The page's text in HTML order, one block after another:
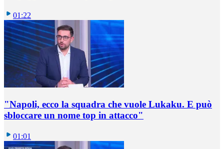
01:22
"Napoli, ecco la squadra che vuole Lukaku. E può
sbloccare un nome top in attacco"
01:01